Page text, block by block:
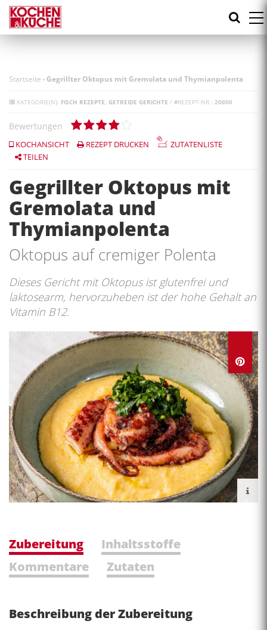
Direkt
zum
Inhalt
Startseite -Gegrillter Oktopus mit Gremolata und Thymianpolenta
KATEGORIE(N): FISCH REZEPTE GETREIDE GERICHTE / #REZEPT-NR.: 20600
Bewertungen
KOCHANSICHT REZEPT DRUCKEN
ZUTATENLISTE
TEILEN
Gegrillter Oktopus mit
Gremolata und
Thymianpolenta
Oktopus auf cremiger Polenta
Dieses Gericht mit Oktopus ist glutenfrei und
laktosearm, hervorzuheben ist der hohe Gehalt an
Vitamin B12.
Zubereitung
Inhaltsstoffe
Kommentare
Zutaten
Beschreibung der Zubereitung